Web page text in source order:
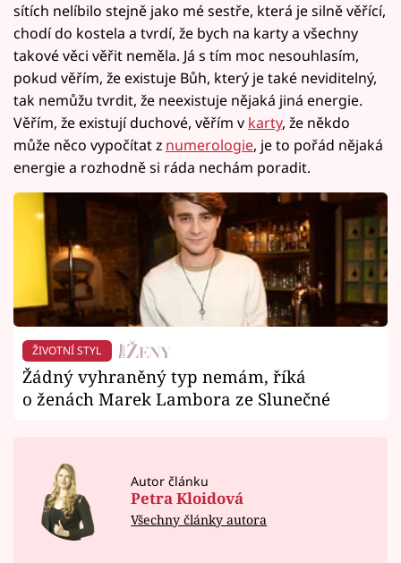
sítích nelíbilo stejně jako mé sestře, která je silně věřící,
chodí do kostela a tvrdí, že bych na karty a všechny
takové věci věřit neměla. Já s tím moc nesouhlasím,
pokud věřím, že existuje Bůh, který je také neviditelný,
tak nemůžu tvrdit, že neexistuje nějaká jiná energie.
Věřím, že existují duchové, věřím v karty, že někdo
může něco vypočítat z numerologie, je to pořád nějaká
energie a rozhodně si ráda nechám poradit.
ŽIVOTNÍ STYL
Žádný vyhraněný typ nemám, říká
o ženách Marek Lambora ze Slunečné
Autor článku
Petra Kloidová
Všechny články autora